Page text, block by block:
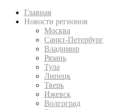
Главная
Новости регионов
Москва
Санкт-Петербург
Владимир
Рязань
Тула
Липецк
Тверь
Ижевск
Волгоград